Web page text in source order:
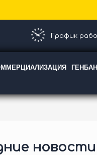
График
новости